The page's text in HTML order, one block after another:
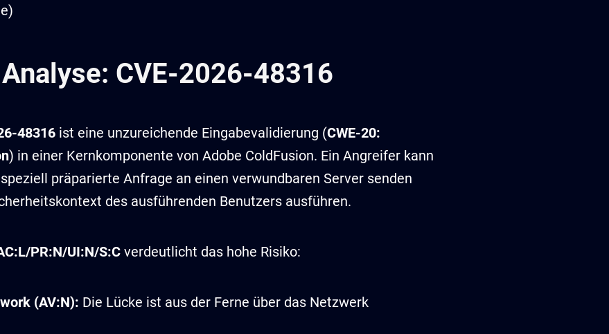
CVE-2026-48316
48316ist eine unzureichende Eingabevalidierung (CWE-20:
) in einer Kernkomponente von Adobe ColdFusion. Ein Angreifer kann
präparierte Anfrage an einen verwundbaren Server senden
des ausführenden Benutzers ausführen.
PR:N/UI:N/S:Cverdeutlicht das hohe Risiko:
(AV:N): Die Lücke ist aus der Ferne über das Netzwerk